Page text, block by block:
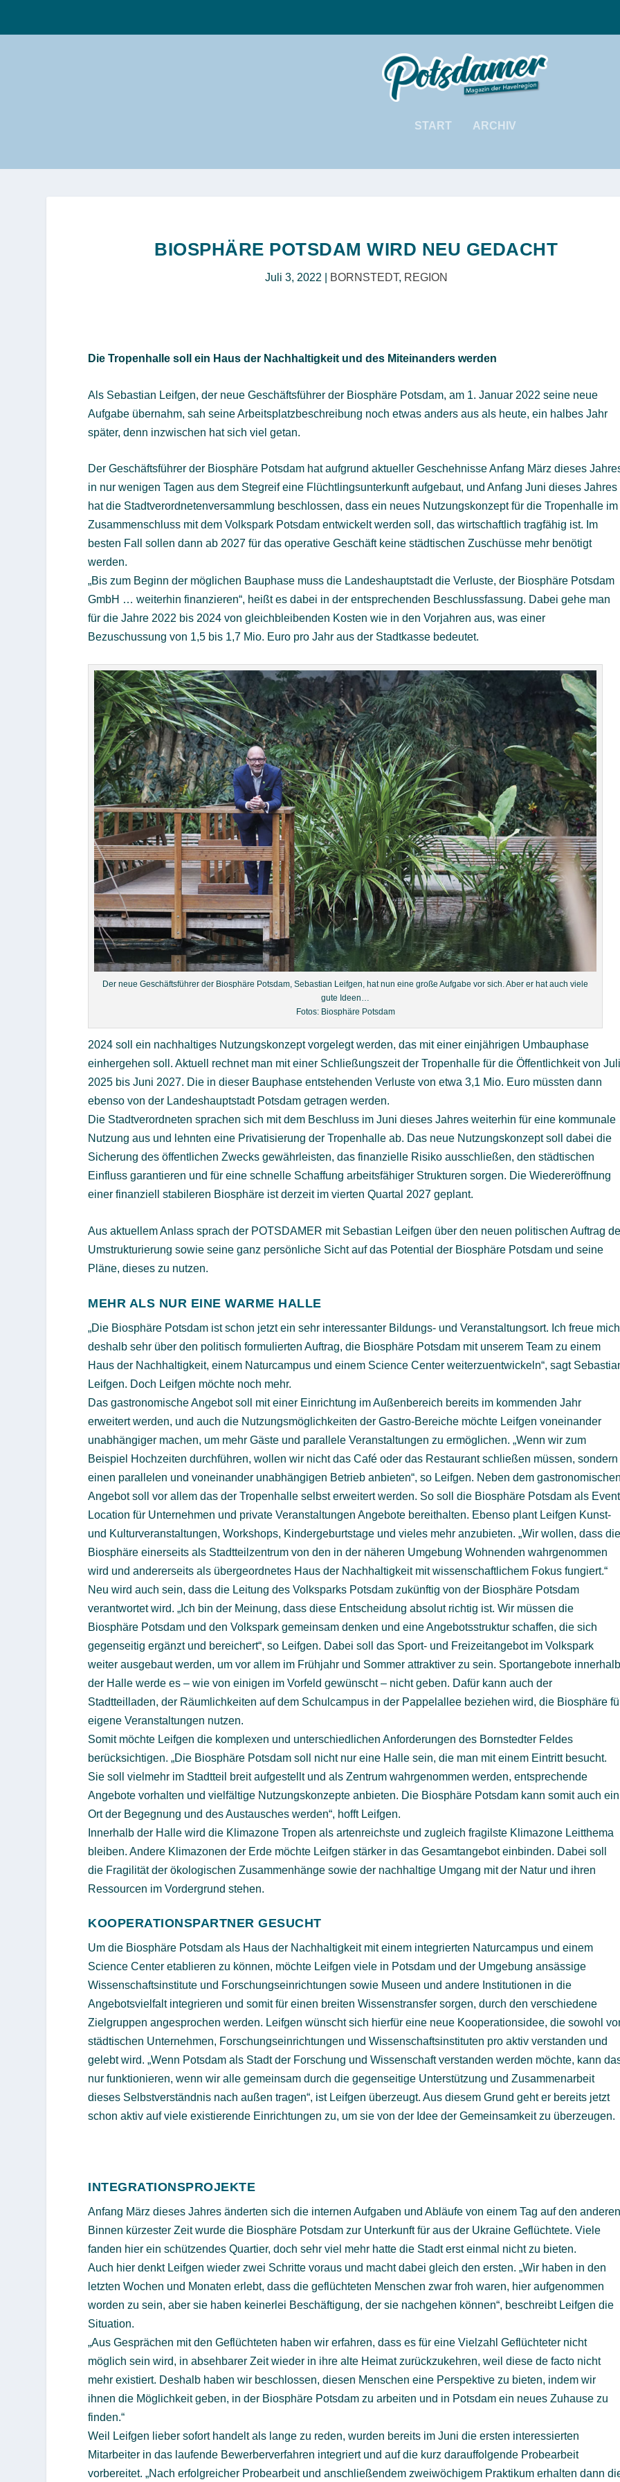
START ARCHIV
BIOSPHÄRE POTSDAM WIRD NEU GEDACHT
Juli 3, 2022 BORNSTEDT, REGION
Die Tropenhalle soll ein Haus der Nachhaltigkeit und des Miteinanders werden
Als Sebastian Leifgen, der neue Geschäftsführer der Biosphäre Potsdam, am 1. Januar 2022 seine neue
Aufgabe übernahm, sah seine Arbeitsplatzbeschreibung noch etwas anders aus als heute, ein halbes Jahr
später, denn inzwischen hat sich viel getan.
Der Geschäftsführer der Biosphäre Potsdam hat aufgrund aktueller Geschehnisse Anfang März dieses
in nur wenigen Tagen aus dem Stegreif eine Flüchtlingsunterkunft aufgebaut, und Anfang Juni dieses Jahres
hat die Stadtverordnetenversammlung beschlossen, dass ein neues Nutzungskonzept für die Tropenhalle im
Zusammenschluss mit dem Volkspark Potsdam entwickelt werden soll, das wirtschaftlich tragfähig ist. Im
besten Fall sollen dann ab 2027 für das operative Geschäft keine städtischen Zuschüsse mehr benötigt
werden.
„Bis zum Beginn der möglichen Bauphase muss die Landeshauptstadt die Verluste, der Biosphäre Potsdam
GmbH … weiterhin finanzieren“, heißt es dabei in der entsprechenden Beschlussfassung. Dabei gehe man
für die Jahre 2022 bis 2024 von gleichbleibenden Kosten wie in den Vorjahren aus, was einer
Bezuschussung von 1,5 bis 1,7 Mio. Euro pro Jahr aus der Stadtkasse bedeutet.
Der neue Geschäftsführer der Biosphäre Potsdam, Sebastian Leifgen, hat nun eine große Aufgabe vor sich. Aber er hat auch viele
gute Ideen…
Fotos: Biosphäre Potsdam
2024 soll ein nachhaltiges Nutzungskonzept vorgelegt werden, das mit einer einjährigen Umbauphase
einhergehen soll. Aktuell rechnet man mit einer Schließungszeit der Tropenhalle für die Öffentlichkeit von
2025 bis Juni 2027. Die in dieser Bauphase entstehenden Verluste von etwa 3,1 Mio. Euro müssten dann
ebenso von der Landeshauptstadt Potsdam getragen werden.
Die Stadtverordneten sprachen sich mit dem Beschluss im Juni dieses Jahres weiterhin für eine kommunale
Nutzung aus und lehnten eine Privatisierung der Tropenhalle ab. Das neue Nutzungskonzept soll dabei die
Sicherung des öffentlichen Zwecks gewährleisten, das finanzielle Risiko ausschließen, den städtischen
Einfluss garantieren und für eine schnelle Schaffung arbeitsfähiger Strukturen sorgen. Die Wiedereröffnung
einer finanziell stabileren Biosphäre ist derzeit im vierten Quartal 2027 geplant.
Aus aktuellem Anlass sprach der POTSDAMER mit Sebastian Leifgen über den neuen politischen Auftrag
Umstrukturierung sowie seine ganz persönliche Sicht auf das Potential der Biosphäre Potsdam und seine
Pläne, dieses zu nutzen.
MEHR ALS NUR EINE WARME HALLE
„Die Biosphäre Potsdam ist schon jetzt ein sehr interessanter Bildungs- und Veranstaltungsort. Ich freue mich
deshalb sehr über den politisch formulierten Auftrag, die Biosphäre Potsdam mit unserem Team zu einem
Haus der Nachhaltigkeit, einem Naturcampus und einem Science Center weiterzuentwickeln“, sagt
Leifgen. Doch Leifgen möchte noch mehr.
Das gastronomische Angebot soll mit einer Einrichtung im Außenbereich bereits im kommenden Jahr
erweitert werden, und auch die Nutzungsmöglichkeiten der Gastro-Bereiche möchte Leifgen voneinander
unabhängiger machen, um mehr Gäste und parallele Veranstaltungen zu ermöglichen. „Wenn wir zum
Beispiel Hochzeiten durchführen, wollen wir nicht das Café oder das Restaurant schließen müssen, sondern
einen parallelen und voneinander unabhängigen Betrieb anbieten“, so Leifgen. Neben dem
Angebot soll vor allem das der Tropenhalle selbst erweitert werden. So soll die Biosphäre Potsdam als Event
Location für Unternehmen und private Veranstaltungen Angebote bereithalten. Ebenso plant Leifgen Kunst-
und Kulturveranstaltungen, Workshops, Kindergeburtstage und vieles mehr anzubieten. „Wir wollen, dass
Biosphäre einerseits als Stadtteilzentrum von den in der näheren Umgebung Wohnenden wahrgenommen
wird und andererseits als übergeordnetes Haus der Nachhaltigkeit mit wissenschaftlichem Fokus fungiert.“
Neu wird auch sein, dass die Leitung des Volksparks Potsdam zukünftig von der Biosphäre Potsdam
verantwortet wird. „Ich bin der Meinung, dass diese Entscheidung absolut richtig ist. Wir müssen die
Biosphäre Potsdam und den Volkspark gemeinsam denken und eine Angebotsstruktur schaffen, die sich
gegenseitig ergänzt und bereichert“, so Leifgen. Dabei soll das Sport- und Freizeitangebot im Volkspark
weiter ausgebaut werden, um vor allem im Frühjahr und Sommer attraktiver zu sein. Sportangebote
der Halle werde es – wie von einigen im Vorfeld gewünscht – nicht geben. Dafür kann auch der
Stadtteilladen, der Räumlichkeiten auf dem Schulcampus in der Pappelallee beziehen wird, die Biosphäre
eigene Veranstaltungen nutzen.
Somit möchte Leifgen die komplexen und unterschiedlichen Anforderungen des Bornstedter Feldes
berücksichtigen. „Die Biosphäre Potsdam soll nicht nur eine Halle sein, die man mit einem Eintritt besucht.
Sie soll vielmehr im Stadtteil breit aufgestellt und als Zentrum wahrgenommen werden, entsprechende
Angebote vorhalten und vielfältige Nutzungskonzepte anbieten. Die Biosphäre Potsdam kann somit auch ein
Ort der Begegnung und des Austausches werden“, hofft Leifgen.
Innerhalb der Halle wird die Klimazone Tropen als artenreichste und zugleich fragilste Klimazone Leitthema
bleiben. Andere Klimazonen der Erde möchte Leifgen stärker in das Gesamtangebot einbinden. Dabei soll
die Fragilität der ökologischen Zusammenhänge sowie der nachhaltige Umgang mit der Natur und ihren
Ressourcen im Vordergrund stehen.
KOOPERATIONSPARTNER GESUCHT
Um die Biosphäre Potsdam als Haus der Nachhaltigkeit mit einem integrierten Naturcampus und einem
Science Center etablieren zu können, möchte Leifgen viele in Potsdam und der Umgebung ansässige
Wissenschaftsinstitute und Forschungseinrichtungen sowie Museen und andere Institutionen in die
Angebotsvielfalt integrieren und somit für einen breiten Wissenstransfer sorgen, durch den verschiedene
Zielgruppen angesprochen werden. Leifgen wünscht sich hierfür eine neue Kooperationsidee, die sowohl
städtischen Unternehmen, Forschungseinrichtungen und Wissenschaftsinstituten pro aktiv verstanden und
gelebt wird. „Wenn Potsdam als Stadt der Forschung und Wissenschaft verstanden werden möchte, kann
nur funktionieren, wenn wir alle gemeinsam durch die gegenseitige Unterstützung und Zusammenarbeit
dieses Selbstverständnis nach außen tragen“, ist Leifgen überzeugt. Aus diesem Grund geht er bereits jetzt
schon aktiv auf viele existierende Einrichtungen zu, um sie von der Idee der Gemeinsamkeit zu überzeugen.
INTEGRATIONSPROJEKTE
Anfang März dieses Jahres änderten sich die internen Aufgaben und Abläufe von einem Tag auf den
Binnen kürzester Zeit wurde die Biosphäre Potsdam zur Unterkunft für aus der Ukraine Geflüchtete. Viele
fanden hier ein schützendes Quartier, doch sehr viel mehr hatte die Stadt erst einmal nicht zu bieten.
Auch hier denkt Leifgen wieder zwei Schritte voraus und macht dabei gleich den ersten. „Wir haben in den
letzten Wochen und Monaten erlebt, dass die geflüchteten Menschen zwar froh waren, hier aufgenommen
worden zu sein, aber sie haben keinerlei Beschäftigung, der sie nachgehen können“, beschreibt Leifgen die
Situation.
„Aus Gesprächen mit den Geflüchteten haben wir erfahren, dass es für eine Vielzahl Geflüchteter nicht
möglich sein wird, in absehbarer Zeit wieder in ihre alte Heimat zurückzukehren, weil diese de facto nicht
mehr existiert. Deshalb haben wir beschlossen, diesen Menschen eine Perspektive zu bieten, indem wir
ihnen die Möglichkeit geben, in der Biosphäre Potsdam zu arbeiten und in Potsdam ein neues Zuhause zu
finden.“
Weil Leifgen lieber sofort handelt als lange zu reden, wurden bereits im Juni die ersten interessierten
Mitarbeiter in das laufende Bewerberverfahren integriert und auf die kurz darauffolgende Probearbeit
vorbereitet. „Nach erfolgreicher Probearbeit und anschließendem zweiwöchigem Praktikum erhalten dann